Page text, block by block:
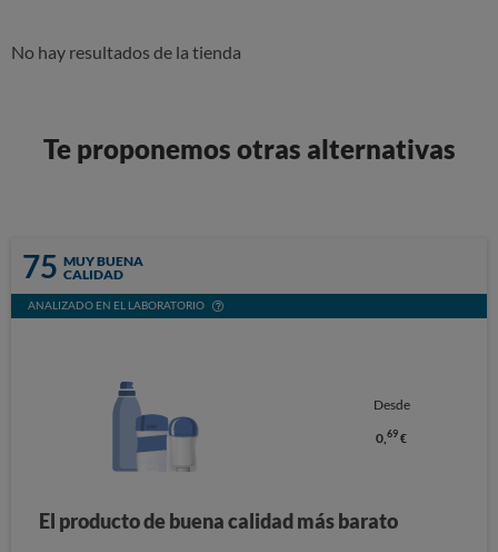
No hay resultados de la tienda
Te proponemos otras alternativas
75 MUY BUENA
CALIDAD
ANALIZADO EN EL LABORATORIO
Desde
0,69 €
El producto de buena calidad más barato